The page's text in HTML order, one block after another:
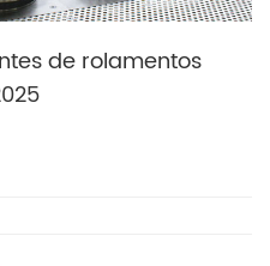
de rolamentos